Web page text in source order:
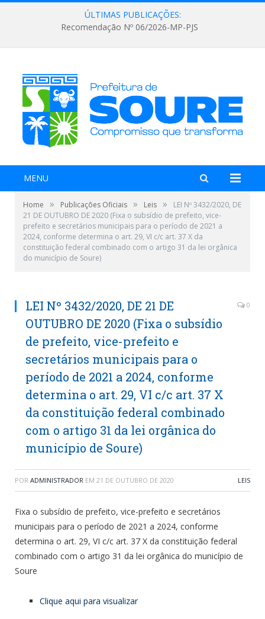
ÚLTIMAS PUBLICAÇÕES:
Recomendação Nº 06/2026-MP-PJS
MENU
Home » Publicações Oficiais » Leis »
LEI Nº 3432/2020, DE
21 DE OUTUBRO DE 2020 (Fixa o subsídio de prefeito, vice-
prefeito e secretários municipais para o período de 2021 a
2024, conforme determina o art. 29, VI c/c art. 37 X da
constituição federal combinado com o artigo 31 da lei orgânica
do município de Soure)
LEI Nº 3432/2020, DE 21 DE
OUTUBRO DE 2020 (Fixa o subsídio
de prefeito, vice-prefeito e
secretários municipais para o
período de 2021 a 2024, conforme
determina o art. 29, VI c/c art. 37 X
da constituição federal combinado
com o artigo 31 da lei orgânica do
município de Soure)
0
POR ADMINISTRADOR EM 21 DE OUTUBRO DE 2020 LEIS
Fixa o subsídio de prefeito, vice-prefeito e secretários
municipais para o período de 2021 a 2024, conforme
determina o art. 29, VI c/c art. 37 X da constituição federal
combinado com o artigo 31 da lei orgânica do município de
Soure
Clique aqui para visualizar